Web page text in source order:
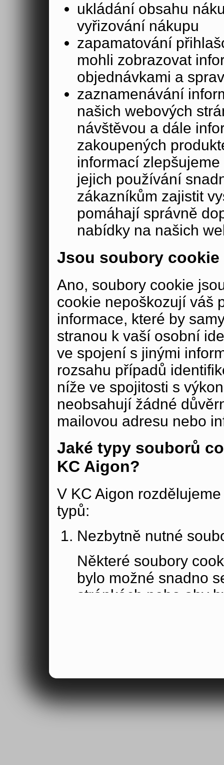
ukládání obsahu
vyřizování nákupu
zapamatování
mohli zobrazovat
objednávkami a
zaznamenávání
našich webových
návštěvou a dále
zakoupených
informací
jejich používání
zákazníkům zajistit
pomáhají správně
nabídky na našich
Jsou soubory cookie
Ano, soubory cookie
cookie nepoškozují váš
informace, které by
stranou k vaší osobní
ve spojení s jinými
rozsahu případů
níže ve spojitosti s
neobsahují žádné
mailovou adresu nebo
Jaké typy souborů
KC Aigon?
V KC Aigon
typů:
Nezbytně nutné
Některé soubory
bylo možné snadno
stránkách nebo aby
Výkonové soubory
tom, jak používáte